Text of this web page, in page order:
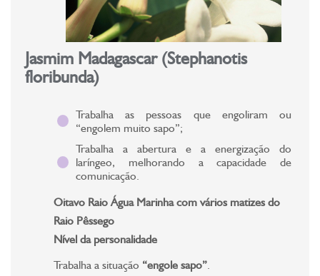
Jasmim Madagascar (Stephanotis
floribunda)
Trabalha as pessoas que engoliram ou
“engolem muito sapo”;
Trabalha a abertura e a energização do
laríngeo, melhorando a capacidade de
comunicação.
Oitavo Raio Água Marinha com vários matizes do
Raio Pêssego
Nível da personalidade
Trabalha a situação “engole sapo”.